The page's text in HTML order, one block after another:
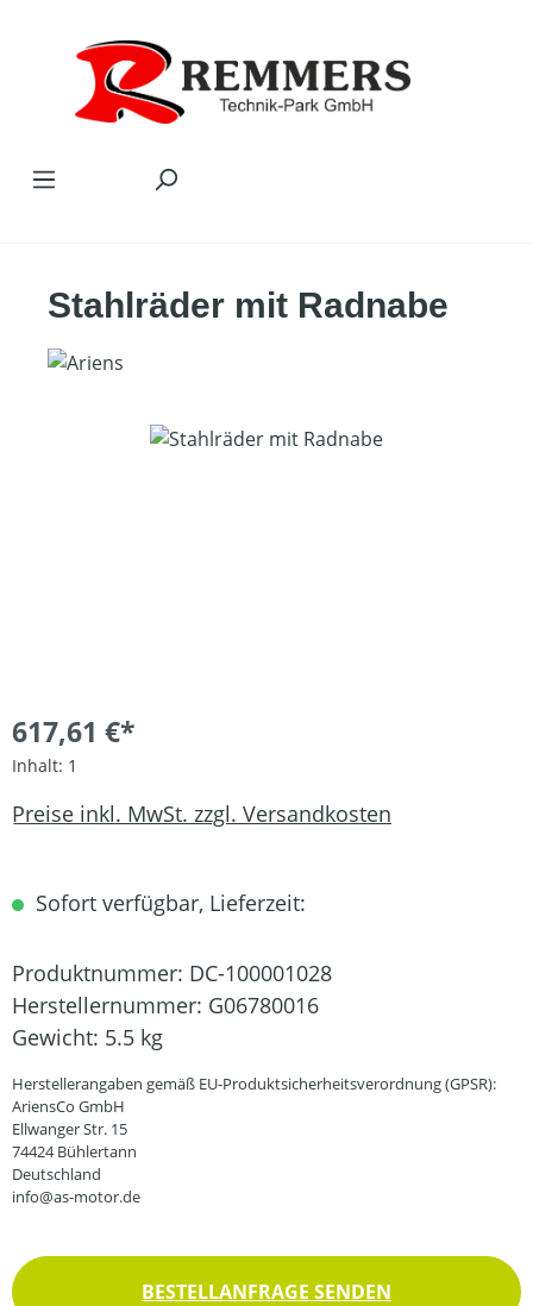
Stahlräder mit Radnabe
Bildergalerie überspringen
617,61 €*
Inhalt: 1
Preise inkl. MwSt. zzgl. Versandkosten
Sofort verfügbar, Lieferzeit:
Produktnummer: DC-100001028
Herstellernummer: G06780016
Gewicht: 5.5 kg
Herstellerangaben gemäß EU-Produktsicherheitsverordnung (GPSR):
AriensCo GmbH
Ellwanger Str. 15
74424 Bühlertann
Deutschland
info@as-motor.de
BESTELLANFRAGE SENDEN